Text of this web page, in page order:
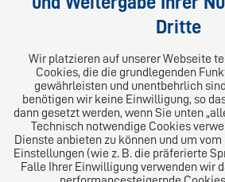
Das europäische Kanzlei-Netzwerk
Dritte
Wir platzieren auf unserer Webseite
Cookies, die die grundlegenden
gewährleisten und unentbehrlich
benötigen wir keine Einwilligung, so
dann gesetzt werden, wenn Sie unten
Technisch notwendige Cookies
Dienste anbieten zu können und um
Einstellungen (wie z. B. die präferierte
Falle Ihrer Einwilligung verwenden wir